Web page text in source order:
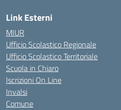
Link Esterni
MIUR
Ufficio Scolastico Regionale
Ufficio Scolastico Territoriale
Scuola in Chiaro
Iscrizioni On Line
Invalsi
Comune